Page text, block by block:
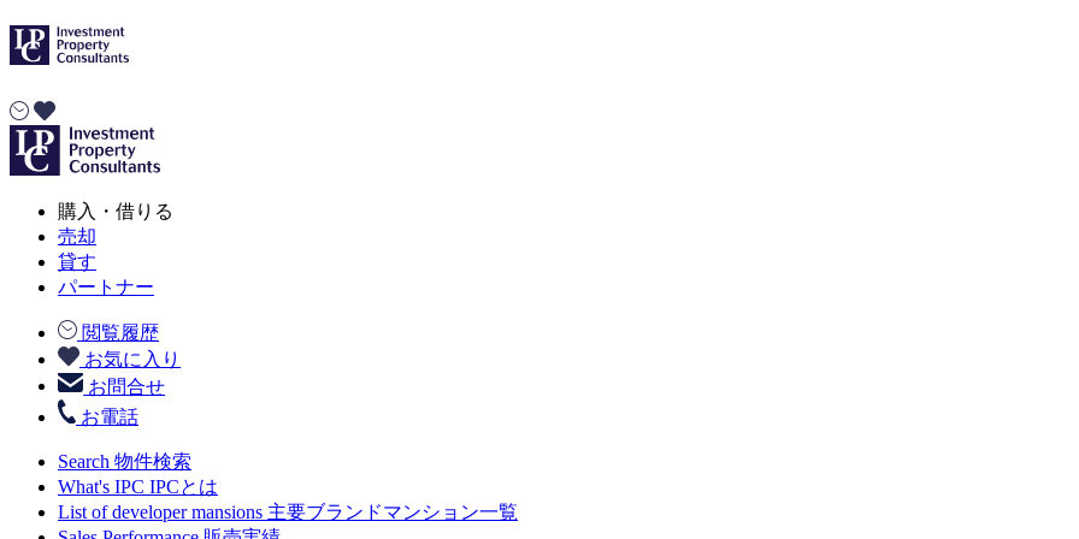
購入・借りる
売却
貸す
パートナー
閲覧履歴
お気に入り
お問合せ
お電話
Search 物件検索
What's IPC IPCとは
List of developer mansions 主要ブランドマンション一覧